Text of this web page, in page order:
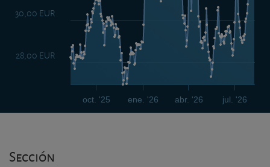
ene. '26 jul. '26
oct. '25 abr. '26
28,00 EUR
30,00 EUR
Sección